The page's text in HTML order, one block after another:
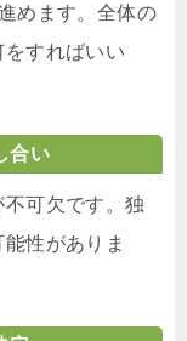
めます。全体の
すればいい
合い
不可欠です。独
性がありま